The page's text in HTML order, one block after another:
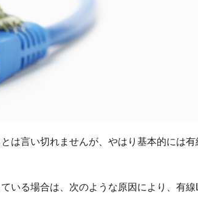
は言い切れませんが、やはり基本的には
いる場合は、次のような原因により、有線